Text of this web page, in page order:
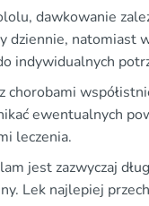
dawkowanie
dziennie,
indywidualnych
chorobami
ewentualnych
leczenia.
jest zazwyczaj
Lek najlepiej